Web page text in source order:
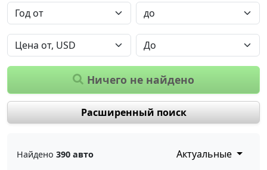
Ничего не найдено
Расширенный поиск
Найдено 390 авто Актуальные